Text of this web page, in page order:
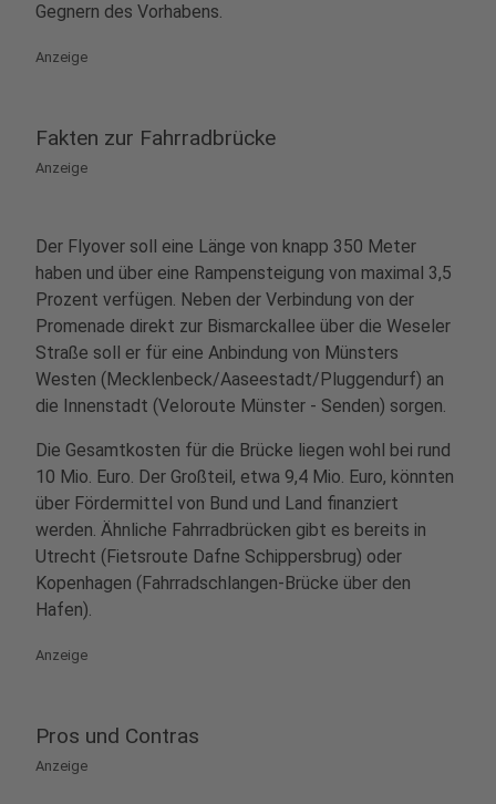
Gegnern des Vorhabens.
Anzeige
Fakten zur Fahrradbrücke
Anzeige
Der Flyover soll eine Länge von knapp 350 Meter
haben und über eine Rampensteigung von maximal 3,5
Prozent verfügen. Neben der Verbindung von der
Promenade direkt zur Bismarckallee über die Weseler
Straße soll er für eine Anbindung von Münsters
Westen (Mecklenbeck/Aaseestadt/Pluggendurf) an
die Innenstadt (Veloroute Münster - Senden) sorgen.
Die Gesamtkosten für die Brücke liegen wohl bei rund
10 Mio. Euro. Der Großteil, etwa 9,4 Mio. Euro, könnten
über Fördermittel von Bund und Land finanziert
werden. Ähnliche Fahrradbrücken gibt es bereits in
Utrecht (Fietsroute Dafne Schippersbrug) oder
Kopenhagen (Fahrradschlangen-Brücke über den
Hafen).
Anzeige
Pros und Contras
Anzeige